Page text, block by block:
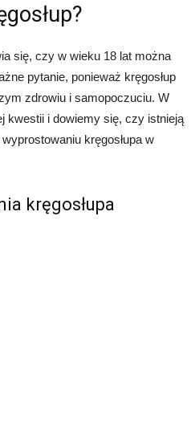
się, czy w wieku 18 lat można
pytanie, ponieważ kręgosłup
zdrowiu i samopoczuciu. W
kwestii i dowiemy się, czy istnieją
kręgosłupa w
kręgosłupa